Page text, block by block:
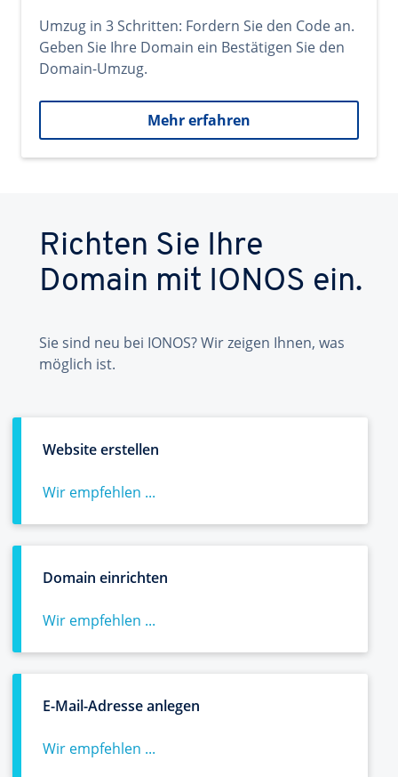
Umzug in 3 Schritten: Fordern Sie den Code an.
Geben Sie Ihre Domain ein Bestätigen Sie den
Domain-Umzug.
Mehr erfahren
Richten Sie Ihre
Domain mit IONOS ein.
Sie sind neu bei IONOS? Wir zeigen Ihnen, was
möglich ist.
Website erstellen
Wir empfehlen ...
Domain einrichten
Wir empfehlen ...
E-Mail-Adresse anlegen
Wir empfehlen ...